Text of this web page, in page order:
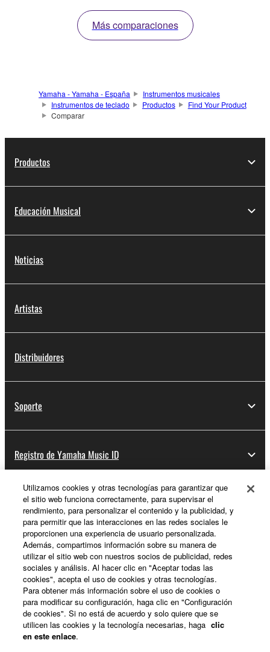
Más comparaciones
Yamaha - Yamaha - España
Instrumentos musicales
Instrumentos de teclado
Productos
Find Your Product
Comparar
Productos
Educación Musical
Noticias
Artistas
Distribuidores
Soporte
Registro de Yamaha Music ID
Acerca de Yamaha
España - Spanish
Empresa
Utilizamos cookies y otras tecnologías para garantizar que
el sitio web funciona correctamente, para supervisar el
rendimiento, para personalizar el contenido y la publicidad, y
para permitir que las interacciones en las redes sociales le
proporcionen una experiencia de usuario personalizada.
Además, compartimos información sobre su manera de
utilizar el sitio web con nuestros socios de publicidad, redes
sociales y análisis. Al hacer clic en "Aceptar todas las
cookies", acepta el uso de cookies y otras tecnologías.
Para obtener más información sobre el uso de cookies o
para modificar su configuración, haga clic en "Configuración
de cookies". Si no está de acuerdo y solo quiere que se
utilicen las cookies y la tecnología necesarias, haga clic
en este enlace.